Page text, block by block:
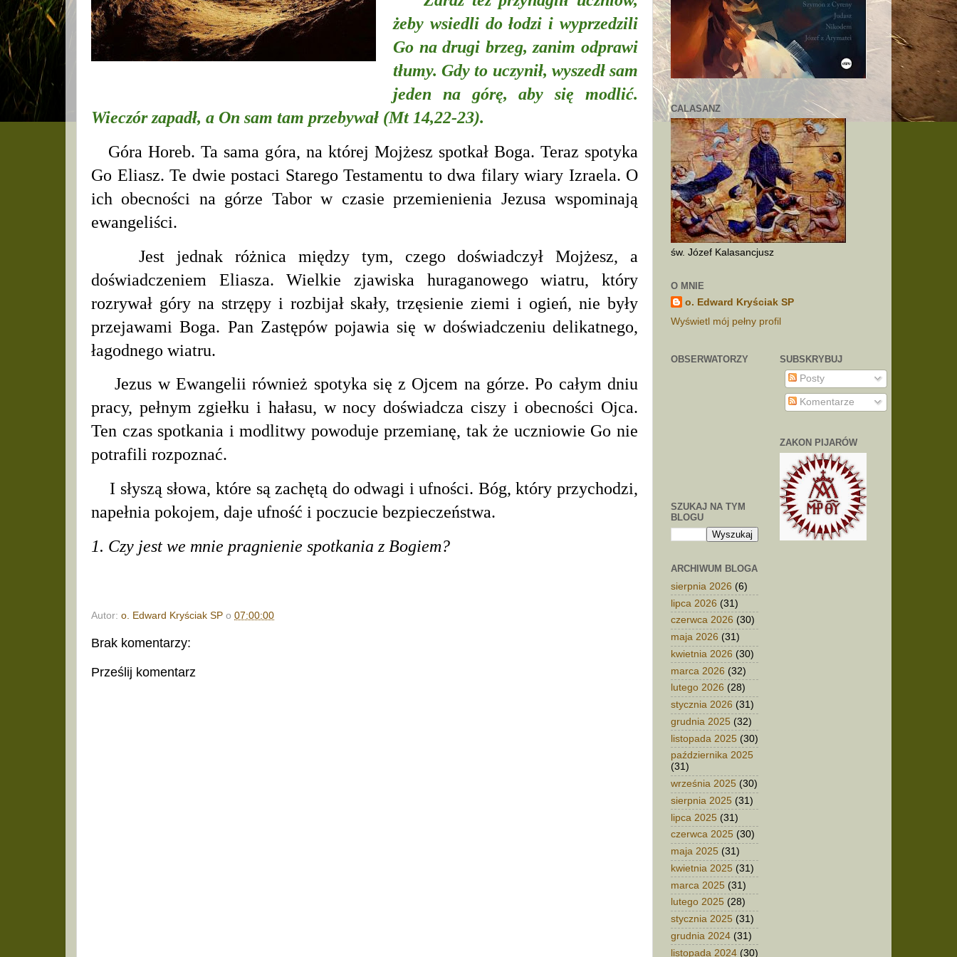
żeby wsiedli do łodzi i wyprzedzili
Go na drugi brzeg, zanim odprawi
tłumy. Gdy to uczynił, wyszedł sam
jeden na górę, aby się modlić.
Wieczór zapadł, a On sam tam przebywał (Mt 14,22-23).
Góra Horeb. Ta sama góra, na której Mojżesz spotkał Boga. Teraz spotyka
Go Eliasz. Te dwie postaci Starego Testamentu to dwa filary wiary Izraela. O
ich obecności na górze Tabor w czasie przemienienia Jezusa wspominają
ewangeliści.
Jest jednak różnica między tym, czego doświadczył Mojżesz, a
doświadczeniem Eliasza. Wielkie zjawiska huraganowego wiatru, który
rozrywał góry na strzępy i rozbijał skały, trzęsienie ziemi i ogień, nie były
przejawami Boga. Pan Zastępów pojawia się w doświadczeniu delikatnego,
łagodnego wiatru.
Jezus w Ewangelii również spotyka się z Ojcem na górze. Po całym dniu
pracy, pełnym zgiełku i hałasu, w nocy doświadcza ciszy i obecności Ojca.
Ten czas spotkania i modlitwy powoduje przemianę, tak że uczniowie Go nie
potrafili rozpoznać.
I słyszą słowa, które są zachętą do odwagi i ufności. Bóg, który przychodzi,
napełnia pokojem, daje ufność i poczucie bezpieczeństwa.
1. Czy jest we mnie pragnienie spotkania z Bogiem?
Autor: o. Edward Kryściak SP o 07:00:00
Brak komentarzy:
Prześlij komentarz
CALASANZ
św. Józef Kalasancjusz
O MNIE
o. Edward Kryściak SP
Wyświetl mój pełny profil
OBSERWATORZY
SZUKAJ NA TYM
BLOGU
ARCHIWUM BLOGA
sierpnia 2026 (6)
lipca 2026 (31)
czerwca 2026 (30)
maja 2026 (31)
kwietnia 2026 (30)
marca 2026 (32)
lutego 2026 (28)
stycznia 2026 (31)
grudnia 2025 (32)
listopada 2025 (30)
października 2025
(31)
września 2025 (30)
sierpnia 2025 (31)
lipca 2025 (31)
czerwca 2025 (30)
maja 2025 (31)
kwietnia 2025 (31)
marca 2025 (31)
lutego 2025 (28)
stycznia 2025 (31)
grudnia 2024 (31)
listopada 2024 (30)
SUBSKRYBUJ
Posty
Komentarze
ZAKON PIJARÓW